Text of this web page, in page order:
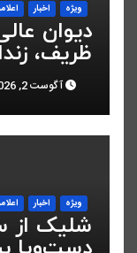
ویژه اخبار
دیوان
ظریف،
کردآگوست 2, 2026
ویژه اخبار
شلیک از